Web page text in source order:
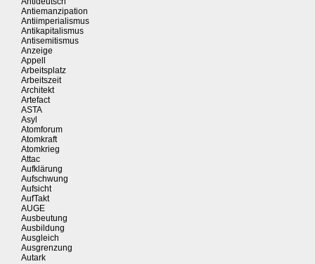
Antiemanzipation
Antiimperialismus
Antikapitalismus
Antisemitismus
Anzeige
Appell
Arbeitsplatz
Arbeitszeit
Architekt
Artefact
ASTA
Asyl
Atomforum
Atomkraft
Atomkrieg
Attac
Aufklärung
Aufschwung
Aufsicht
AufTakt
AUGE
Ausbeutung
Ausbildung
Ausgleich
Ausgrenzung
Autark